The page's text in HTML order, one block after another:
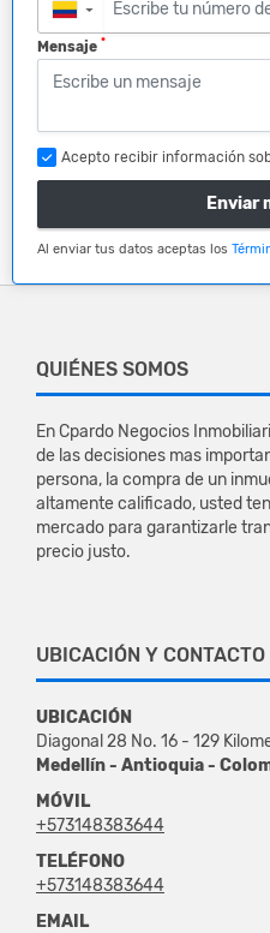
▼
Mensaje *
Acepto recibir información
Enviar
Al enviar tus datos aceptas los
QUIÉNES SOMOS
En Cpardo Negocios
de las decisiones mas
persona, la compra de un
altamente calificado, usted
mercado para garantizarle
precio justo.
UBICACIÓN Y CONTACTO
UBICACIÓN
Diagonal 28 No. 16 - 129
Medellín - Antioquia -
MÓVIL
+573148383644
TELÉFONO
+573148383644
EMAIL